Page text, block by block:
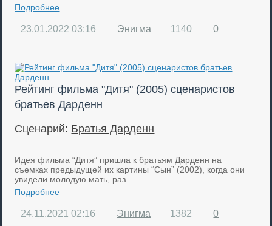
Подробнее
23.01.2022 03:16 Энигма 1140 0
Рейтинг фильма "Дитя" (2005) сценаристов
братьев Дарденн
Сценарий: Братья Дарденн
Идея фильма “Дитя” пришла к братьям Дарденн на
съемках предыдущей их картины “Сын” (2002), когда они
увидели молодую мать, раз
Подробнее
24.11.2021 02:16 Энигма 1382 0